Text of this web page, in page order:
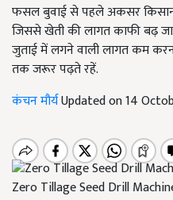
फसल बुवाई से पहले अकसर
जिससे खेती की लागत काफी बढ़
जुताई में लगने वाली लागत कम
तक जरूर पढ़ते रहें.
कंचन मौर्यUpdated on 14
Zero Tillage Seed Drill